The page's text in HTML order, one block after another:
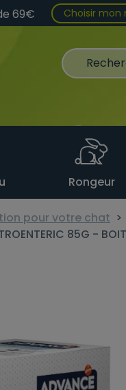
69€ Choisir mon
Rongeur
pour votre chat
85G -